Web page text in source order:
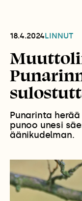
18.4.2024LINNUT
Punarinta
punoo unesi
äänikudelman.